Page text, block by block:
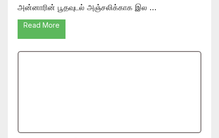
அன்னாரின் பூதவுடல் அஞ்சலிக்காக இல …
Read More